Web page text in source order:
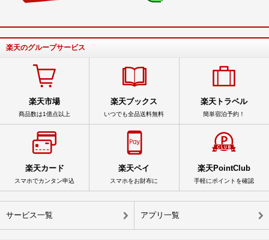
楽天のグループサービス
楽天市場
商品数は1億点以上
楽天ブックス
いつでも全品送料無料
楽天トラベル
簡単宿泊予約！
楽天カード
スマホでカンタン申込
楽天ペイ
スマホをお財布に
楽天PointClub
手軽にポイントを確認
サービス一覧 アプリ一覧